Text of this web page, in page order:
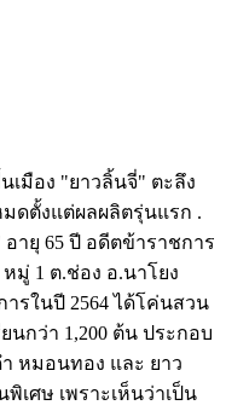
เมือง "ยาวลิ้นจี่" ตะลึง
ดตั้งแต่ผลผลิตรุ่นแรก .
ายุ 65 ปี อดีตข้าราชการ
มู่ 1 ต.ช่อง อ.นาโยง
ารในปี 2564 ได้โค่นสวน
นกว่า 1,200 ต้น ประกอบ
หมอนทอง และ ยาว
เศษ เพราะเห็นว่าเป็น